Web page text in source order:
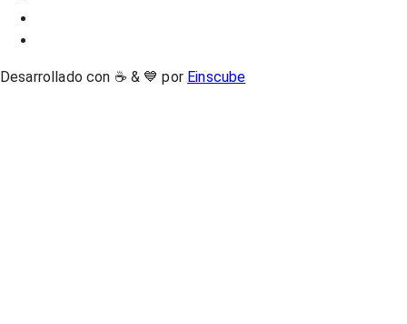
Desarrollado con ☕ & 💙 por Einscube